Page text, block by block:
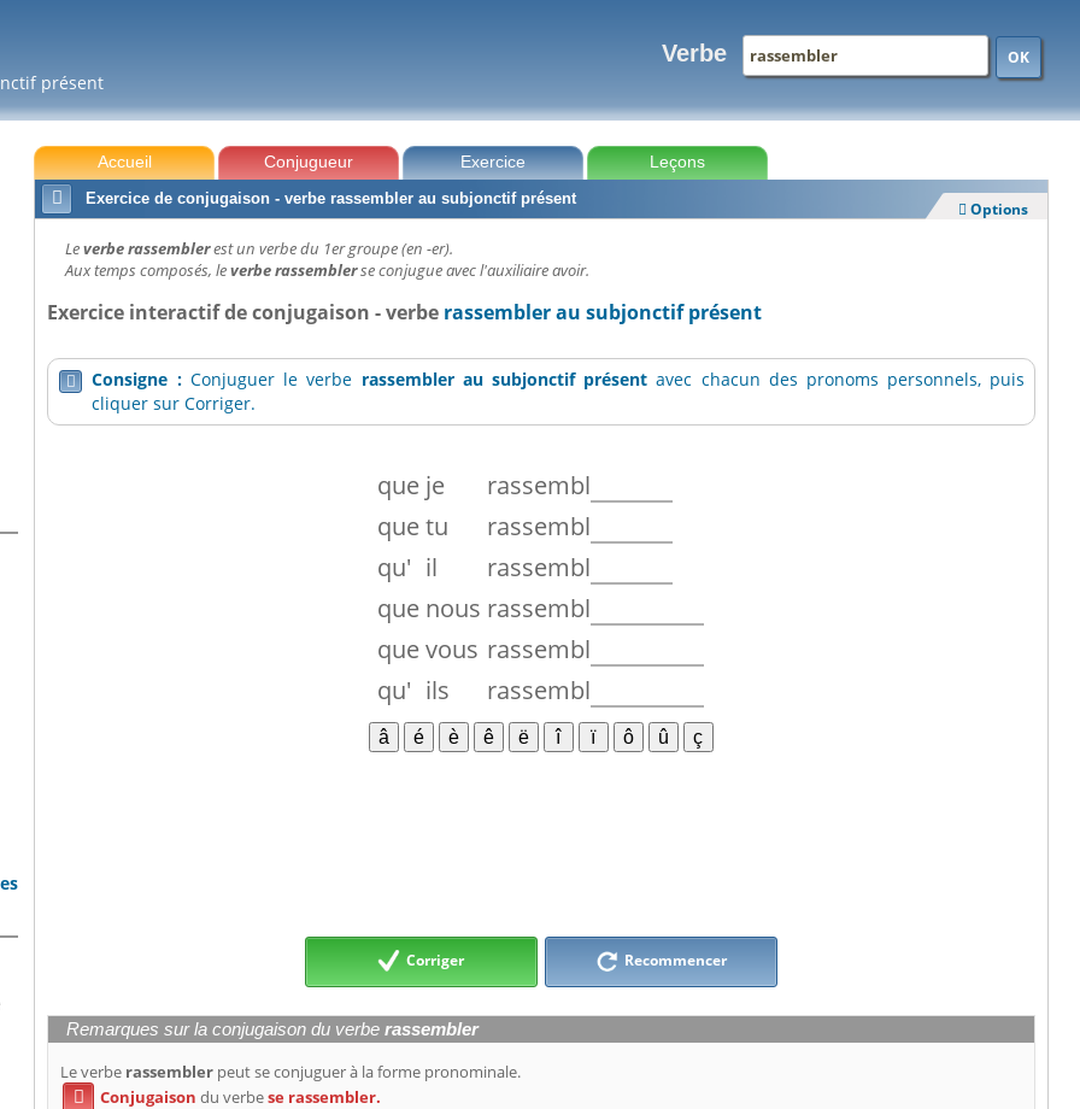
présent
Verbe OK
Accueil Conjugueur Exercice
Leçons

Exercice de conjugaison - verbe rassembler au subjonctif présent
 Options
Leverbe rassemblerest un verbe du 1er groupe (en -er).
Aux temps composés, leverbe rassemblerse conjugue avec l'auxiliaire avoir.
Exercice interactif de conjugaison - verbe rassembler au subjonctif présent
 Consigne : Conjuguer le verbe rassembler au subjonctif présent avec chacun des pronoms personnels, puis
cliquer sur Corriger.
que je
rassembl
quetu
rassembl
qu' il
rassembl
que nous rassembl
quevous rassembl
qu' ils rassembl
Corriger Recommencer
Remarques sur la conjugaison du verberassembler
Le verbe rassembler peut se conjuguer à la forme pronominale.
 Conjugaison du verbese rassembler.